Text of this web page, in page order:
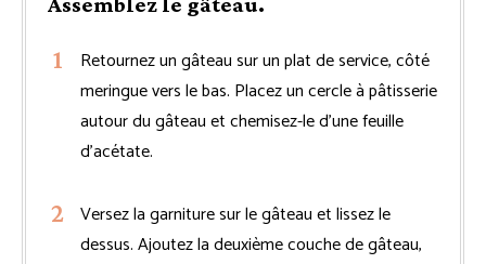
Retournez un gâteau sur un plat de service, côté
meringue vers le bas. Placez un cercle à pâtisserie
autour du gâteau et chemisez-le d’une feuille
d’acétate.
Versez la garniture sur le gâteau et lissez le
dessus. Ajoutez la deuxième couche de gâteau,